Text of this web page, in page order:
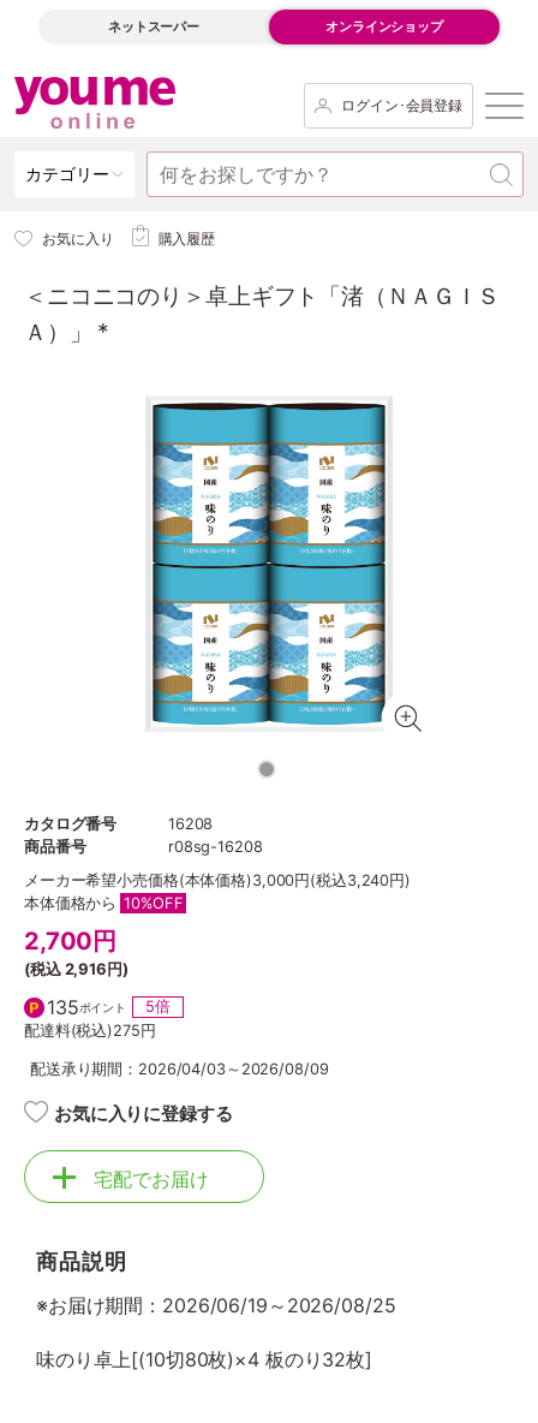
ネットスーパー オンラインショップ
ログイン･会員登録
カテゴリー
お気に入り 購入履歴
＜ニコニコのり＞卓上ギフト「渚（ＮＡＧＩＳ
Ａ）」 *
カタログ番号
16208
商品番号
r08sg-16208
メーカー希望小売価格(本体価格)3,000円(税込3,240円)
本体価格から 10%OFF
2,700 円
(税込2,916円)
135ポイント
5倍
配達料(税込)275円
配送承り期間：2026/04/03～2026/08/09
お気に入りに登録する
宅配でお届け
商品説明
※お届け期間：2026/06/19～2026/08/25
味のり卓上[(10切80枚)×4 板のり32枚]